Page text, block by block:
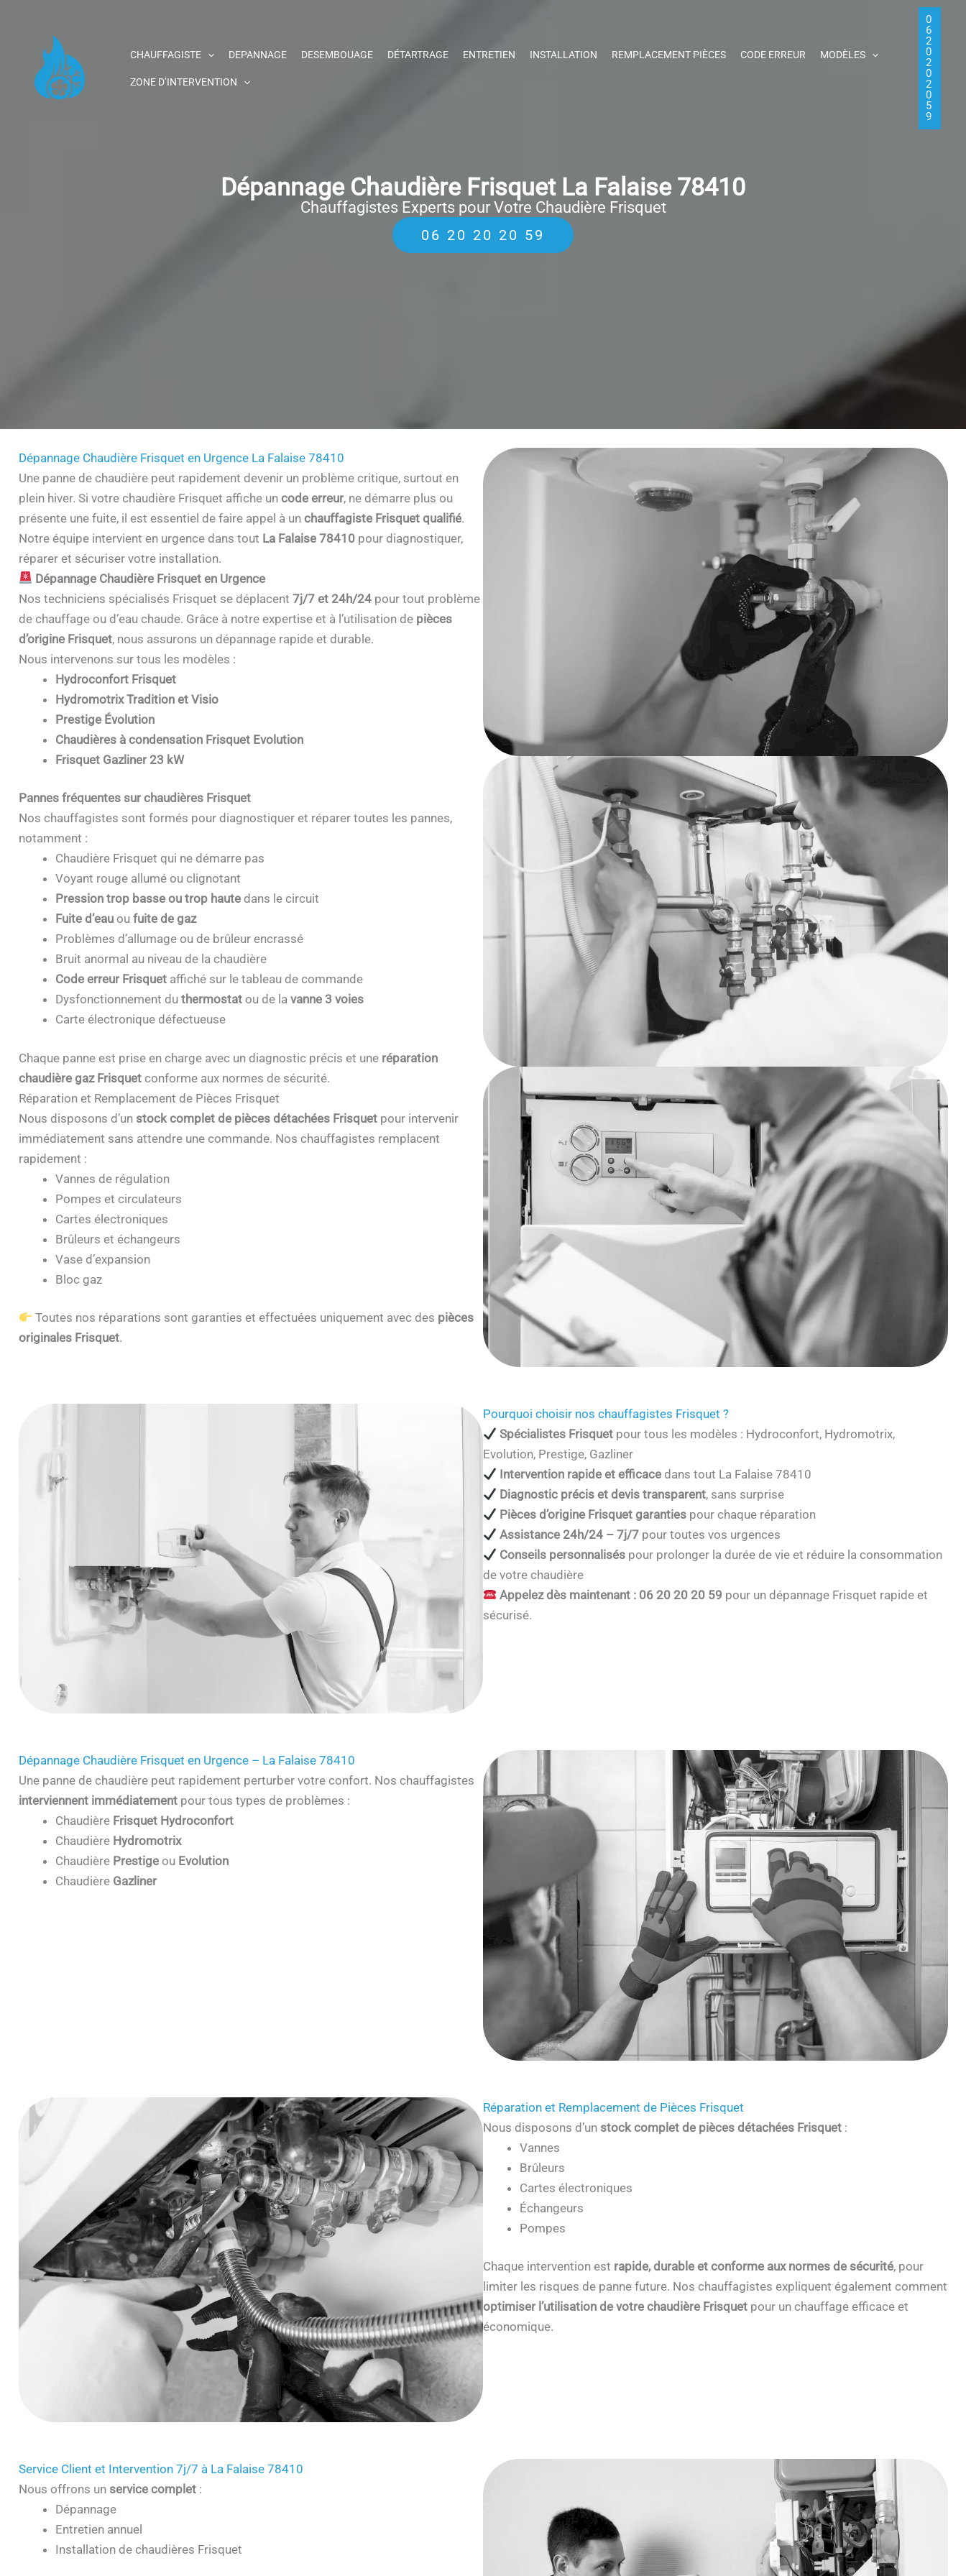
contenu
CHAUFFAGISTE DEPANNAGE DESEMBOUAGE DÉTARTRAGE ENTRETIEN INSTALLATION REMPLACEMENT PIÈCES CODE ERREUR MODÈLES
ZONE D’INTERVENTION
0
6
2
0
2
0
2
0
5
9
Dépannage Chaudière Frisquet La Falaise 78410
Chauffagistes Experts pour Votre Chaudière Frisquet
06 20 20 20 59
Dépannage Chaudière Frisquet en Urgence La Falaise 78410
Une panne de chaudière peut rapidement devenir un problème critique, surtout en
plein hiver. Si votre chaudière Frisquet affiche un code erreur, ne démarre plus ou
présente une fuite, il est essentiel de faire appel à un chauffagiste Frisquet qualifié.
Notre équipe intervient en urgence dans tout La Falaise 78410pour diagnostiquer,
réparer et sécuriser votre installation.
Dépannage Chaudière Frisquet en Urgence
Nos techniciens spécialisés Frisquet se déplacent 7j/7 et 24h/24pour tout problème
de chauffage ou d’eau chaude. Grâce à notre expertise et à l’utilisation de pièces
d’origine Frisquet, nous assurons un dépannage rapide et durable.
Nous intervenons sur tous les modèles :
Hydroconfort Frisquet
Hydromotrix Tradition et Visio
Prestige Évolution
Chaudières à condensation Frisquet Evolution
Frisquet Gazliner 23 kW
Pannes fréquentes sur chaudières Frisquet
Nos chauffagistes sont formés pour diagnostiquer et réparer toutes les pannes,
notamment :
Chaudière Frisquet qui ne démarre pas
Voyant rouge allumé ou clignotant
Pression trop basse ou trop hautedans le circuit
Fuite d’eauou fuite de gaz
Problèmes d’allumage ou de brûleur encrassé
Bruit anormal au niveau de la chaudière
Code erreur Frisquetaffiché sur le tableau de commande
Dysfonctionnement du thermostatou de la vanne 3 voies
Carte électronique défectueuse
Chaque panne est prise en charge avec un diagnostic précis et une réparation
chaudière gaz Frisquetconforme aux normes de sécurité.
Réparation et Remplacement de Pièces Frisquet
Nous disposons d’un stock complet de pièces détachées Frisquetpour intervenir
immédiatement sans attendre une commande. Nos chauffagistes remplacent
rapidement :
Vannes de régulation
Pompes et circulateurs
Cartes électroniques
Brûleurs et échangeurs
Vase d’expansion
Bloc gaz
Toutes nos réparations sont garanties et effectuées uniquement avec des pièces
originales Frisquet.
Pourquoi choisir nos chauffagistes Frisquet ?
Spécialistes Frisquet pour tous les modèles : Hydroconfort, Hydromotrix,
Evolution, Prestige, Gazliner
Intervention rapide et efficace dans tout La Falaise 78410
Diagnostic précis et devis transparent, sans surprise
Pièces d’origine Frisquet garanties pour chaque réparation
Assistance 24h/24 – 7j/7 pour toutes vos urgences
Conseils personnalisés pour prolonger la durée de vie et réduire la consommation
de votre chaudière
Appelez dès maintenant : 06 20 20 20 59 pour un dépannage Frisquet rapide et
sécurisé.
Dépannage Chaudière Frisquet en Urgence – La Falaise 78410
Une panne de chaudière peut rapidement perturber votre confort. Nos chauffagistes
interviennent immédiatementpour tous types de problèmes :
Chaudière Frisquet Hydroconfort
Chaudière Hydromotrix
Chaudière Prestigeou Evolution
Chaudière Gazliner
Réparation et Remplacement de Pièces Frisquet
Nous disposons d’un stock complet de pièces détachées Frisquet :
Vannes
Brûleurs
Cartes électroniques
Échangeurs
Pompes
Chaque intervention est rapide, durable et conforme aux normes de sécurité, pour
limiter les risques de panne future. Nos chauffagistes expliquent également comment
optimiser l’utilisation de votre chaudière Frisquet pour un chauffage efficace et
économique.
Service Client et Intervention 7j/7 à La Falaise 78410
Nous offrons un service complet:
Dépannage
Entretien annuel
Installation de chaudières Frisquet